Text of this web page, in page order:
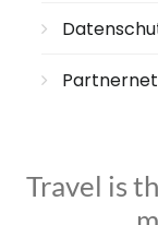
Travel is